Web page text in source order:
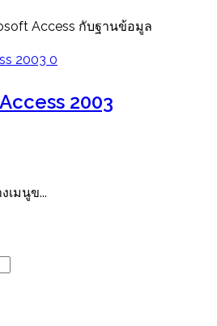
Access กับฐานข้อมูล
0
2003
เมนูข...